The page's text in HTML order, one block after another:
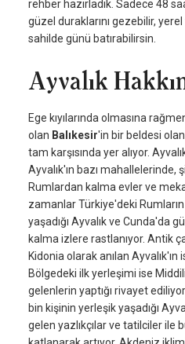
rehber hazırladık. Sadece 48
güzel duraklarını gezebilir,
sahilde günü batırabilirsin.
Ayvalık
Ege kıyılarında olmasına
olan Balıkesir'in bir beldesi olan
tam karşısında yer alıyor.
Ayvalık'ın bazı mahallelerinde,
Rumlardan kalma evler ve
zamanlar Türkiye'deki
yaşadığı Ayvalık ve Cunda'da
kalma izlere rastlanıyor. Antik
Kidonia olarak anılan
Bölgedeki ilk yerleşimi ise
gelenlerin yaptığı rivayet
bin kişinin yerleşik yaşadığı
gelen yazlıkçılar ve tatilciler ile